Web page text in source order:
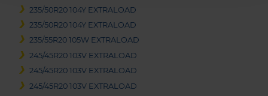
235/50R20 104Y EXTRALOAD
235/50R20 104Y EXTRALOAD
235/55R20 105W EXTRALOAD
245/45R20 103V EXTRALOAD
245/45R20 103V EXTRALOAD
245/45R20 103V EXTRALOAD